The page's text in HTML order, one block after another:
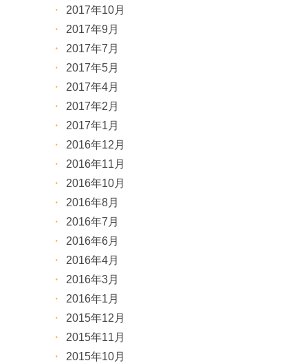
2017年10月
2017年9月
2017年7月
2017年5月
2017年4月
2017年2月
2017年1月
2016年12月
2016年11月
2016年10月
2016年8月
2016年7月
2016年6月
2016年4月
2016年3月
2016年1月
2015年12月
2015年11月
2015年10月